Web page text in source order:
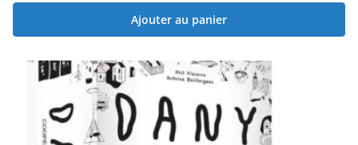
Ajouter au panier